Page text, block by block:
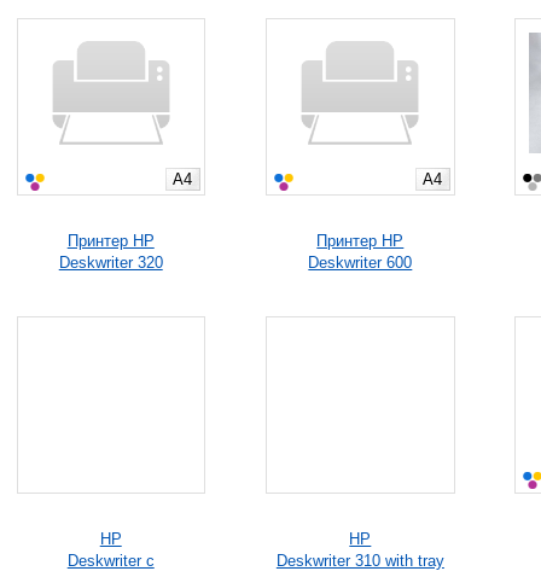
A4
Принтер HP
Deskwriter 320
A4
Принтер HP
Deskwriter 600
HP
Deskwriter c
HP
Deskwriter 310 with tray